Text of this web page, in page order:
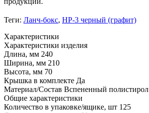
Теги: Ланч-бокс, HP-3 черный (графит)
Характеристики
Характеристики изделия
Длина, мм 240
Ширина, мм 210
Высота, мм 70
Крышка в комплекте Да
Материал/Состав Вспененный полистирол
Общие характеристики
Количество в упаковке/ящике, шт 125